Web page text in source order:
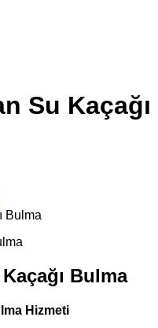
Su Kaçağı
Bulma
Bulma
Hizmeti